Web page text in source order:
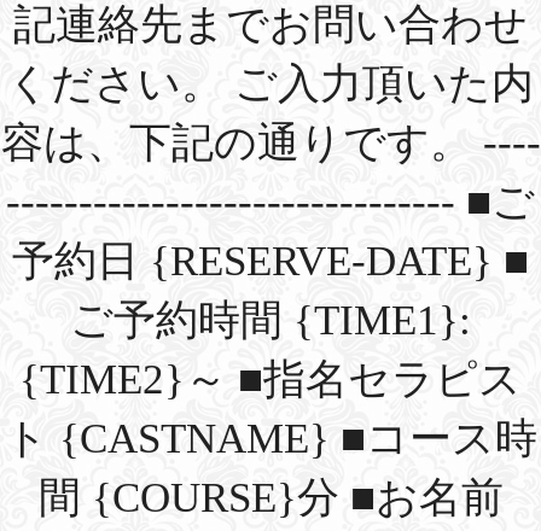
記連絡先までお問い合わせ
ください。 ご入力頂いた内
容は、下記の通りです。 ----
------------------------------- ■ご
予約日 {RESERVE-DATE} ■
ご予約時間 {TIME1}:
{TIME2}～ ■指名セラピス
ト {CASTNAME} ■コース時
間 {COURSE}分 ■お名前